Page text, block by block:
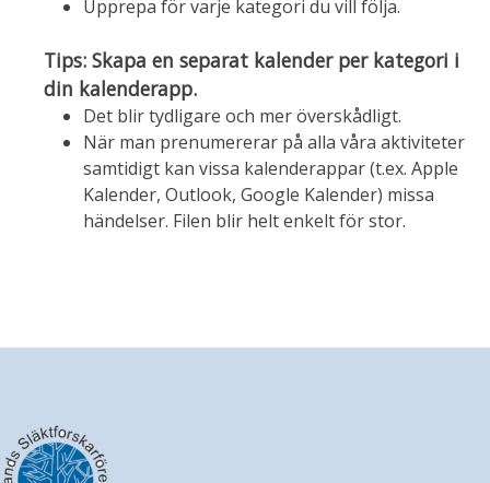
Upprepa för varje kategori du vill följa.
Tips: Skapa en separat kalender per kategori i
din kalenderapp.
Det blir tydligare och mer överskådligt.
När man prenumererar på alla våra aktiviteter
samtidigt kan vissa kalenderappar (t.ex. Apple
Kalender, Outlook, Google Kalender) missa
händelser. Filen blir helt enkelt för stor.